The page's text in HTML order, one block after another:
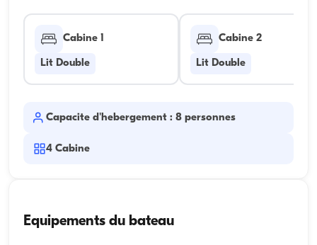
Cabine 1
Lit Double
Cabine 2
Lit Double
Capacite d'hebergement : 8 personnes
4 Cabine
Equipements du bateau